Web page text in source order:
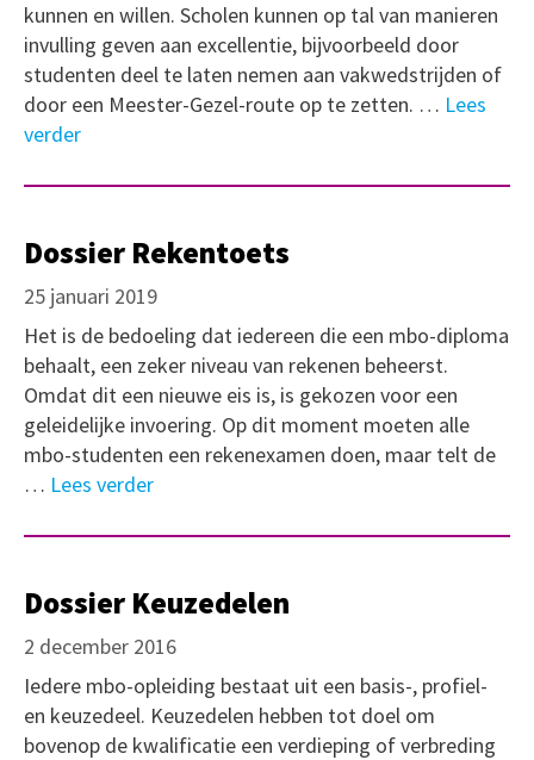
kunnen en willen. Scholen kunnen op tal van manieren
invulling geven aan excellentie, bijvoorbeeld door
studenten deel te laten nemen aan vakwedstrijden of
door een Meester-Gezel-route op te zetten. … Lees
verder
Dossier Rekentoets
25 januari 2019
Het is de bedoeling dat iedereen die een mbo-diploma
behaalt, een zeker niveau van rekenen beheerst.
Omdat dit een nieuwe eis is, is gekozen voor een
geleidelijke invoering. Op dit moment moeten alle
mbo-studenten een rekenexamen doen, maar telt de
… Lees verder
Dossier Keuzedelen
2 december 2016
Iedere mbo-opleiding bestaat uit een basis-, profiel-
en keuzedeel. Keuzedelen hebben tot doel om
bovenop de kwalificatie een verdieping of verbreding